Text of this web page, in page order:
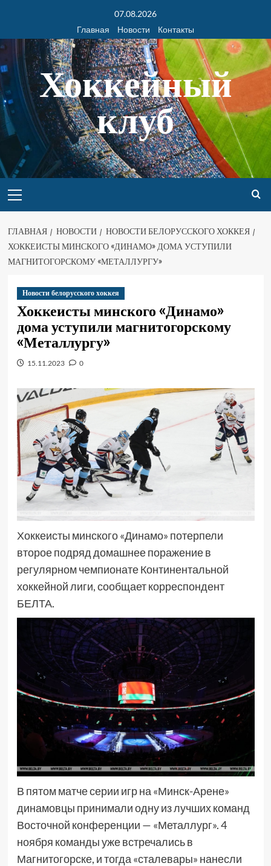
07.08.2026
Главная
Новости Контакты
Хоккейный
клуб
ГЛАВНАЯ НОВОСТИ
НОВОСТИ БЕЛОРУССКОГО ХОККЕЯ
ХОККЕИСТЫ МИНСКОГО «ДИНАМО» ДОМА УСТУПИЛИ
МАГНИТОГОРСКОМУ «МЕТАЛЛУРГУ»
Новости белорусского хоккея
Хоккеисты минского «Динамо»
дома уступили магнитогорскому
«Металлургу»
15.11.2023 0
Хоккеисты минского «Динамо» потерпели
второе подряд домашнее поражение в
регулярном чемпионате Континентальной
хоккейной лиги, сообщает корреспондент
БЕЛТА.
В пятом матче серии игр на «Минск-Арене»
динамовцы принимали одну из лучших команд
Восточной конференции — «Металлург». 4
ноября команды уже встречались в
Магнитогорске, и тогда «сталевары» нанесли